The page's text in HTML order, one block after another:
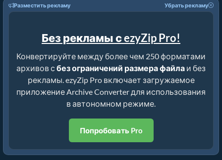
Разместить рекламу Убрать рекламу
Без рекламы с ezyZip Pro!
Конвертируйте между более чем 250 форматами
архивов с без ограничений размера файла и без
рекламы. ezyZip Pro включает загружаемое
приложение Archive Converter для использования
в автономном режиме.
Попробовать Pro